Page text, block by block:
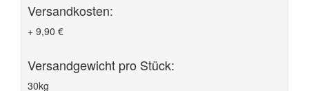
Versandkosten:
+ 9,90 €
Versandgewicht pro Stück:
30kg